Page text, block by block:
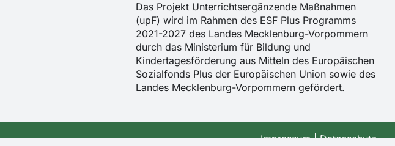
Das Projekt Unterrichtsergänzende Maßnahmen
(upF) wird im Rahmen des ESF Plus Programms
2021-2027 des Landes Mecklenburg-Vorpommern
durch das Ministerium für Bildung und
Kindertagesförderung aus Mitteln des Europäischen
Sozialfonds Plus der Europäischen Union sowie des
Landes Mecklenburg-Vorpommern gefördert.
Impressum|Datenschutz